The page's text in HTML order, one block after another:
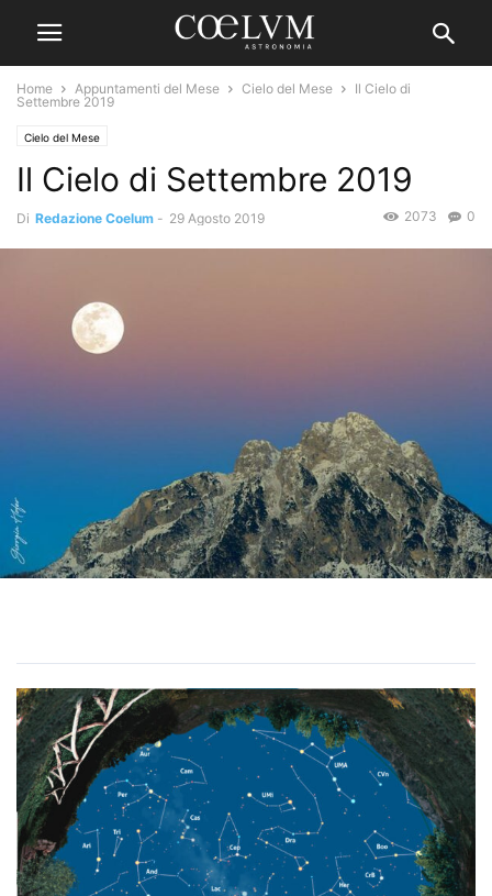
Home Appuntamenti del Mese Cielo del Mese
Il Cielo di
Settembre 2019
Cielo del Mese
Il Cielo di Settembre 2019
Di Redazione Coelum - 29 Agosto 2019 0
2073